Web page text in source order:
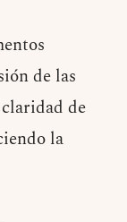
de las
de
la